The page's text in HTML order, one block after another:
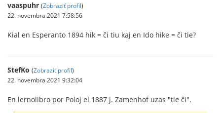
vaaspuhr (Zobraziť profil)
22. novembra 2021 7:58:56
Kial en Esperanto 1894 hik = ĉi tiu kaj en Ido hike = ĉi tie?
StefKo (Zobraziť profil)
22. novembra 2021 9:32:04
En lernolibro por Poloj el 1887 j. Zamenhof uzas "tie ĉi".